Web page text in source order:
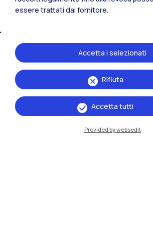
essere trattati dal fornitore.
Rifiuta
Accetta i selezionati
Accetta tutti
Provided by websedit